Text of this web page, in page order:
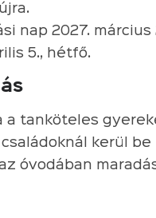
nap 2027. március
5., hétfő.
tanköteles
kerül be
óvodában